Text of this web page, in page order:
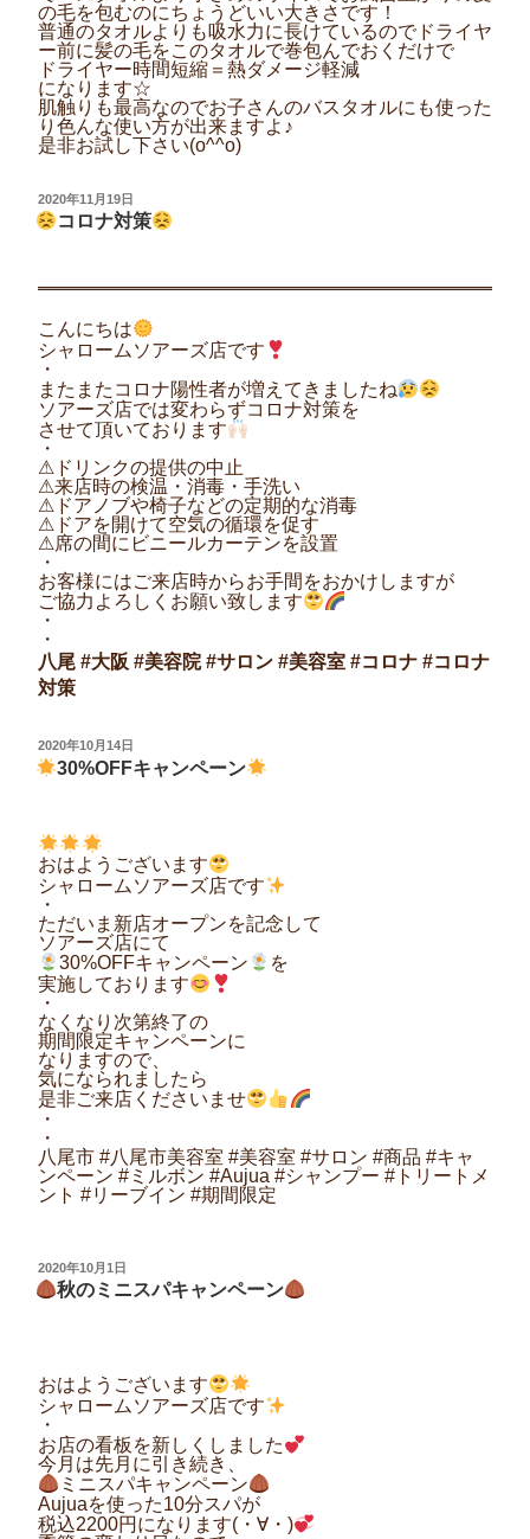
の毛を包むのにちょうどいい大きさです！
普通のタオルよりも吸水力に長けているのでドライヤ
ー前に髪の毛をこのタオルで巻包んでおくだけで
ドライヤー時間短縮＝熱ダメージ軽減
になります☆
肌触りも最高なのでお子さんのバスタオルにも使った
り色んな使い方が出来ますよ♪
是非お試し下さい(o^^o)
投
稿
日:
2020年11月19日
コロナ対策
こんにちは
シャロームソアーズ店です
・
またまたコロナ陽性者が増えてきましたね
ソアーズ店では変わらずコロナ対策を
させて頂いております
・
⚠︎ドリンクの提供の中止
⚠︎来店時の検温・消毒・手洗い
⚠︎ドアノブや椅子などの定期的な消毒
⚠︎ドアを開けて空気の循環を促す
⚠︎席の間にビニールカーテンを設置
・
お客様にはご来店時からお手間をおかけしますが
ご協力よろしくお願い致します
・
・
八尾 #大阪 #美容院 #サロン #美容室 #コロナ #コロナ
対策
投
稿
日:
2020年10月14日
30%OFFキャンペーン
おはようございます
シャロームソアーズ店です
・
ただいま新店オープンを記念して
ソアーズ店にて
30%OFFキャンペーン
を
実施しております
・
なくなり次第終了の
期間限定キャンペーンに
なりますので、
気になられましたら
是非ご来店くださいませ
・
・
八尾市 #八尾市美容室 #美容室 #サロン #商品 #キャ
ンペーン #ミルボン #Aujua #シャンプー #トリートメ
ント #リーブイン #期間限定
投
稿
日:
2020年10月1日
秋のミニスパキャンペーン
おはようございます
シャロームソアーズ店です
・
お店の看板を新しくしました
今月は先月に引き続き、
ミニスパキャンペーン
Aujuaを使った10分スパが
税込2200円になります(・∀・)